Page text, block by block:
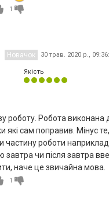
1
Новачок 30 трав. 2020 р.,
Якість
роботу. Робота виконана
які сам поправив. Мінус
частину роботи наприклад
завтра чи після завтра
наче це звичайна мова.
1